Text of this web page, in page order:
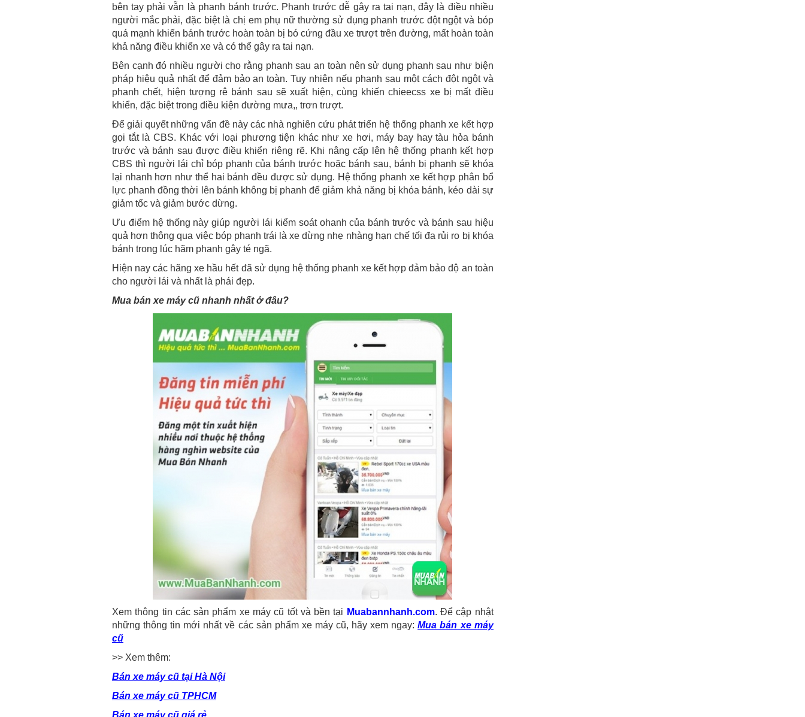
bên tay phải vẫn là phanh bánh trước. Phanh trước dễ gây ra tai nạn, đây là điều nhiều
người mắc phải, đặc biệt là chị em phụ nữ thường sử dụng phanh trước đột ngột và bóp
quá mạnh khiến bánh trước hoàn toàn bị bó cứng đầu xe trượt trên đường, mất hoàn toàn
khả năng điều khiển xe và có thể gây ra tai nạn.
Bên cạnh đó nhiều người cho rằng phanh sau an toàn nên sử dụng phanh sau như biện
pháp hiệu quả nhất để đảm bảo an toàn. Tuy nhiên nếu phanh sau một cách đột ngột và
phanh chết, hiện tượng rê bánh sau sẽ xuất hiện, cùng khiến chieecss xe bị mất điều
khiển, đặc biệt trong điều kiện đường mưa,, trơn trượt.
Để giải quyết những vấn đề này các nhà nghiên cứu phát triển hệ thống phanh xe kết hợp
gọi tắt là CBS. Khác với loại phương tiện khác như xe hơi, máy bay hay tàu hỏa bánh
trước và bánh sau được điều khiển riêng rẽ. Khi nâng cấp lên hệ thống phanh kết hợp
CBS thì người lái chỉ bóp phanh của bánh trước hoặc bánh sau, bánh bị phanh sẽ khóa
lại nhanh hơn như thể hai bánh đều được sử dụng. Hệ thống phanh xe kết hợp phân bổ
lực phanh đồng thời lên bánh không bị phanh để giảm khả năng bị khóa bánh, kéo dài sự
giảm tốc và giảm bước dừng.
Ưu điểm hệ thống này giúp người lái kiểm soát ohanh của bánh trước và bánh sau hiệu
quả hơn thông qua việc bóp phanh trái là xe dừng nhẹ nhàng hạn chế tối đa rủi ro bị khóa
bánh trong lúc hãm phanh gây té ngã.
Hiện nay các hãng xe hầu hết đã sử dụng hệ thống phanh xe kết hợp đảm bảo độ an toàn
cho người lái và nhất là phái đẹp.
Mua bán xe máy cũ nhanh nhất ở đâu?
Xem thông tin các sản phẩm xe máy cũ tốt và bền tại Muabannhanh.com. Để cập nhật
những thông tin mới nhất về các sản phẩm xe máy cũ, hãy xem ngay:Mua bán xe máy
cũ
>> Xem thêm:
Bán xe máy cũ tại Hà Nội
Bán xe máy cũ TPHCM
Bán xe máy cũ giá rẻ